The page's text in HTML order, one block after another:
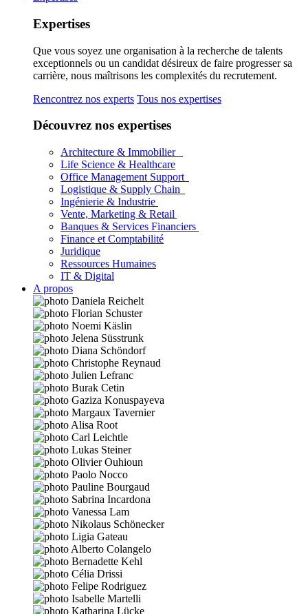
Expertises
Que vous soyez une organisation à la recherche de talents
exceptionnels ou un candidat désireux de faire progresser sa
carrière, nous maîtrisons les complexités du recrutement.
Rencontrez nos experts Tous nos expertises
Découvrez nos expertises
Architecture & Immobilier
Life Science & Healthcare
Office Management Support
Logistique & Supply Chain
Ingénierie & Industrie
Vente, Marketing & Retail
Banques & Services Financiers
Finance et Comptabilité
Juridique
Ressources Humaines
IT & Digital
A propos